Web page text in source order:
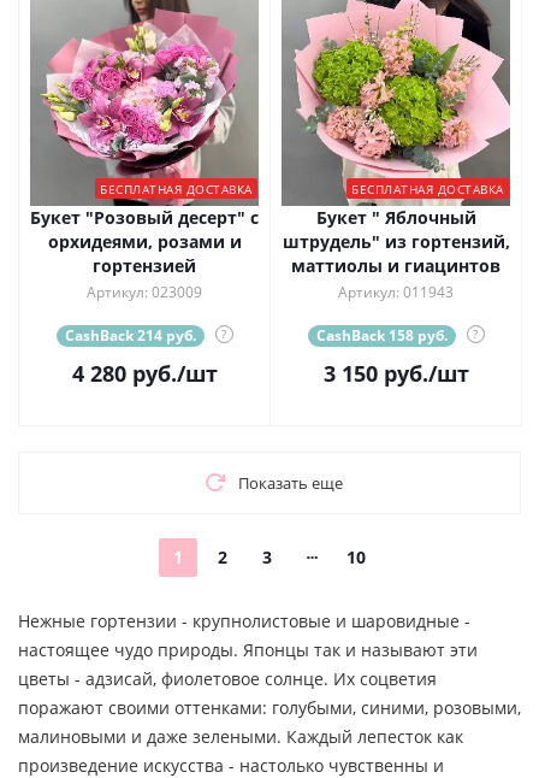
БЕСПЛАТНАЯ ДОСТАВКА
Букет "Розовый десерт" с
орхидеями, розами и
гортензией
Артикул: 023009
CashBack 214 руб. ?
4 280руб./шт
БЕСПЛАТНАЯ ДОСТАВКА
Букет " Яблочный
штрудель" из гортензий,
маттиолы и гиацинтов
Артикул: 011943
CashBack 158 руб. ?
3 150руб./шт
Показать еще
1 2 3 10
Нежные гортензии - крупнолистовые и шаровидные -
настоящее чудо природы. Японцы так и называют эти
цветы - адзисай, фиолетовое солнце. Их соцветия
поражают своими оттенками: голубыми, синими, розовыми,
малиновыми и даже зелеными. Каждый лепесток как
произведение искусства - настолько чувственны и